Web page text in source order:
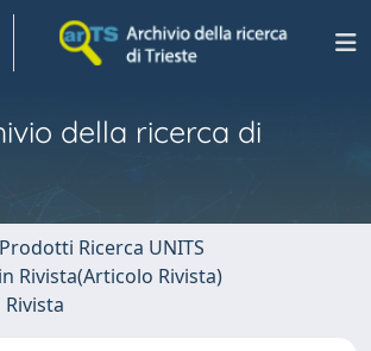
della ricerca di
Ricerca UNITS
Rivista(Articolo Rivista)